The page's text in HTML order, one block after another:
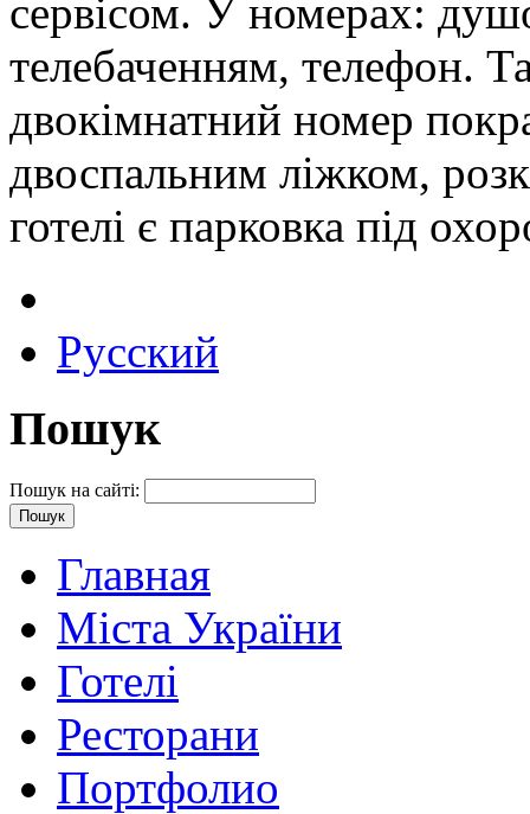
сервісом. У номерах:
телебаченням, телефон.
двокімнатний номер
двоспальним ліжком,
готелі є парковка під
Русский
Пошук
Пошук на сайті:
Главная
Міста України
Готелі
Ресторани
Портфолио